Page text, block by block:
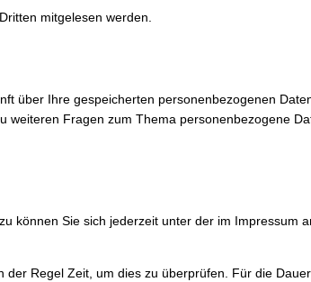
mitgelesen werden.
über Ihre gespeicherten personenbezogenen
Fragen zum Thema personenbezogene
können Sie sich jederzeit unter der im Impressum
Regel Zeit, um dies zu überprüfen. Für die